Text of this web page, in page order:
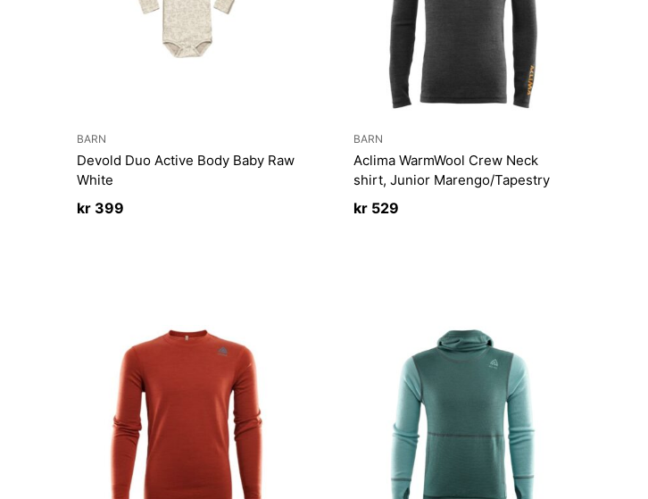
BARN
Devold Duo Active Body Baby Raw
White
kr399
BARN
Aclima WarmWool Crew Neck
shirt, Junior Marengo/Tapestry
kr529